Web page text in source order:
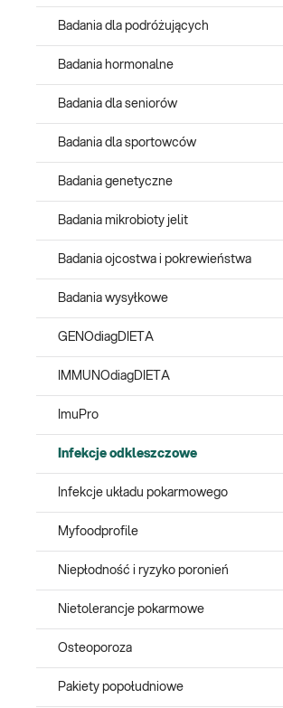
Badania dla podróżujących
Badania hormonalne
Badania dla seniorów
Badania dla sportowców
Badania genetyczne
Badania mikrobioty jelit
Badania ojcostwa i pokrewieństwa
Badania wysyłkowe
GENOdiagDIETA
IMMUNOdiagDIETA
ImuPro
Infekcje odkleszczowe
Infekcje układu pokarmowego
Myfoodprofile
Niepłodność i ryzyko poronień
Nietolerancje pokarmowe
Osteoporoza
Pakiety popołudniowe